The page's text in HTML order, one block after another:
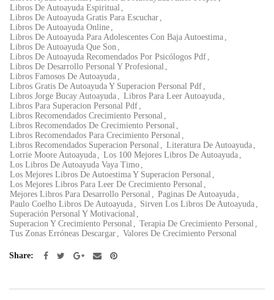
Libros De Autoayuda Espiritual ,
Libros De Autoayuda Gratis Para Escuchar ,
Libros De Autoayuda Online ,
Libros De Autoayuda Para Adolescentes Con Baja Autoestima ,
Libros De Autoayuda Que Son ,
Libros De Autoayuda Recomendados Por Psicólogos Pdf ,
Libros De Desarrollo Personal Y Profesional ,
Libros Famosos De Autoayuda ,
Libros Gratis De Autoayuda Y Superacion Personal Pdf ,
Libros Jorge Bucay Autoayuda , Libros Para Leer Autoayuda ,
Libros Para Superacion Personal Pdf ,
Libros Recomendados Crecimiento Personal ,
Libros Recomendados De Crecimiento Personal ,
Libros Recomendados Para Crecimiento Personal ,
Libros Recomendados Superacion Personal , Literatura De Autoayuda ,
Lorrie Moore Autoayuda , Los 100 Mejores Libros De Autoayuda ,
Los Libros De Autoayuda Vaya Timo ,
Los Mejores Libros De Autoestima Y Superacion Personal ,
Los Mejores Libros Para Leer De Crecimiento Personal ,
Mejores Libros Para Desarrollo Personal , Paginas De Autoayuda ,
Paulo Coelho Libros De Autoayuda , Sirven Los Libros De Autoayuda ,
Superación Personal Y Motivacional ,
Superacion Y Crecimiento Personal , Terapia De Crecimiento Personal ,
Tus Zonas Erróneas Descargar , Valores De Crecimiento Personal
Share